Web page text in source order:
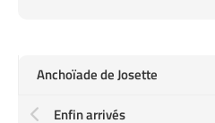
Anchoïade de Josette
Enfin arrivés